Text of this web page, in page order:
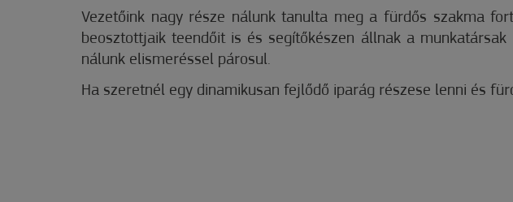
Vezetőink nagy része nálunk tanulta meg a fürdős szakma
beosztottjaik teendőit is és segítőkészen állnak a
nálunk elismeréssel párosul.
Ha szeretnél egy dinamikusan fejlődő iparág részese lenni és